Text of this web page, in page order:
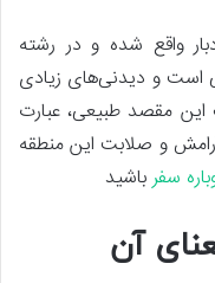
واقع شده و در رشته
است و دیدنی‌های زیادی
مقصد طبیعی، عبارت
آرامش و صلابت این منطقه
سفرباشید
آن